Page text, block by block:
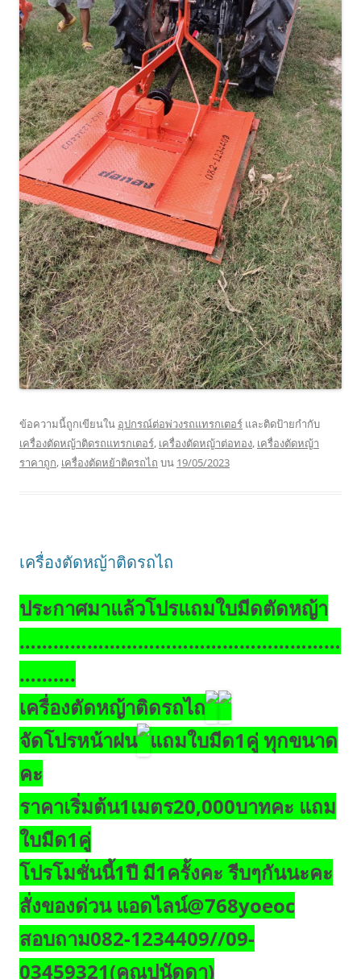
ข้อความนี้ถูกเขียนใน อุปกรณ์ต่อพ่วงรถแทรกเตอร์ และติดป้ายกำกับ
เครื่องตัดหญ้าติดรถแทรกเตอร์, เครื่องตัดหญ้าต่อทอง, เครื่องตัดหญ้า
ราคาถูก, เครื่องตัดหย้าติดรถไถ บน 19/05/2023
เครื่องตัดหญ้าติดรถไถ
ประกาศมาแล้วโปรแถมใบมีดตัดหญ้า
…………………………………………………
……….
เครื่องตัดหญ้าติดรถไถ
จัดโปรหน้าฝน แถมใบมีด1คู่ ทุกขนาด
คะ
ราคาเริ่มต้น1เมตร20,000บาทคะ แถม
ใบมีด1คู่
โปรโมชั่นนี้1ปี มี1ครั้งคะ รีบๆกันนะคะ
สั่งของด่วน แอดไลน์@768yoeoc
สอบถาม082-1234409//09-
03459321(คุณปนัดดา)